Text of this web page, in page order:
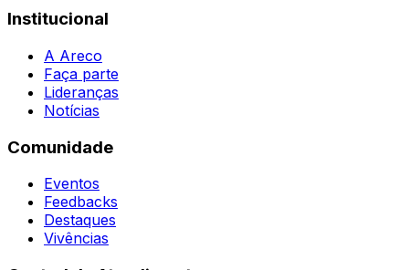
Institucional
A Areco
Faça parte
Lideranças
Notícias
Comunidade
Eventos
Feedbacks
Destaques
Vivências